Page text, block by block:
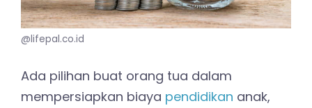
@lifepal.co.id
Ada pilihan buat orang tua dalam
mempersiapkan biaya pendidikan anak,